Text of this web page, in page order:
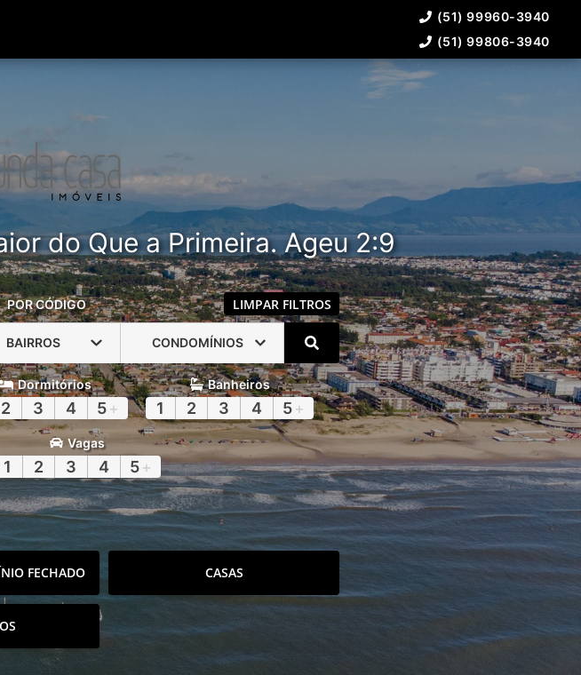
(51) 99960-3940
(51) 99806-3940
do Que a Primeira. Ageu 2:9
POR CÓDIGO LIMPAR FILTROS
BAIRROS CONDOMÍNIOS
Dormitórios
2 3 4 5+
Banheiros
1 2 3 4 5+
Vagas
1 2 3 4 5+
FECHADO CASAS